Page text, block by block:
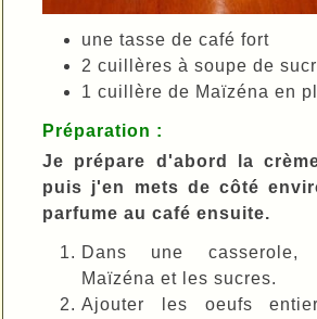
une tasse de café fort
2 cuillères à soupe de
1 cuillère de Maïzéna en
Préparation :
Je prépare d'abord la
puis j'en mets de côté
parfume au café ensuite.
Dans une casserole,
Maïzéna et les sucres.
Ajouter les oeufs